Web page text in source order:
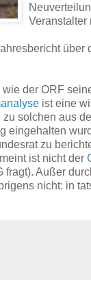
Veranstalter
über
der ORF
ist eine
solchen aus
eingehalten
zu
ist nicht der
fragt). Außer
nicht: in